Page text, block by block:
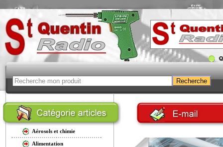
Aérosols et chimie
Alimentation